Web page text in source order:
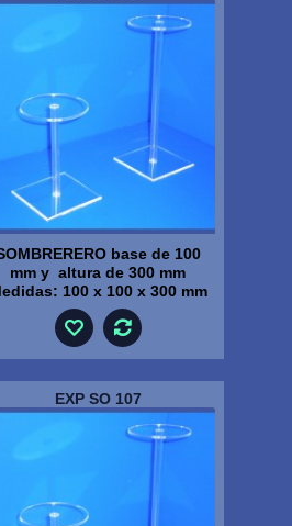
base de 100
mm y altura de 300 mm
100 x 100 x 300 mm
EXP SO 107